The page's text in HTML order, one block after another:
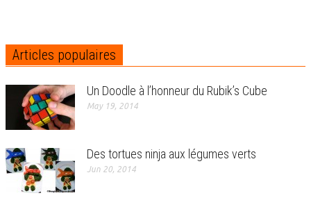
Articles populaires
Un Doodle à l’honneur du Rubik’s Cube
May 19, 2014
Des tortues ninja aux légumes verts
Jun 20, 2014